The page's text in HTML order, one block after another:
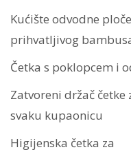
količina
Kućište odvodne
prihvatljivog
Četka s poklopcem i
Zatvoreni držač četke
svaku kupaonicu
Higijenska četka za